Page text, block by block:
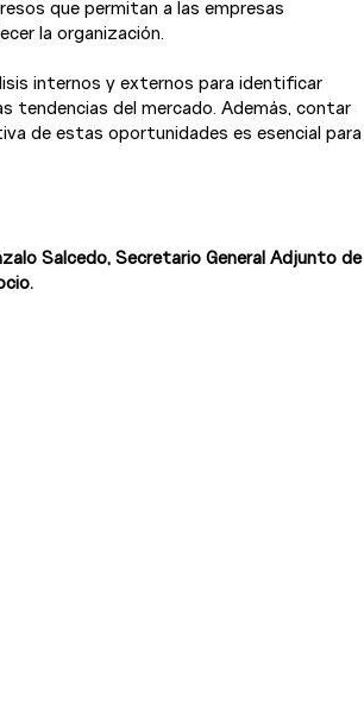
que permitan a las empresas
la organización.
internos y externos para identificar
tendencias del mercado. Además, contar
de estas oportunidades es esencial para
Salcedo, Secretario General Adjunto de